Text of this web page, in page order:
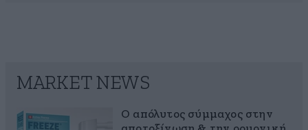
MARKET NEWS
Ο απόλυτος σύμμαχος στην